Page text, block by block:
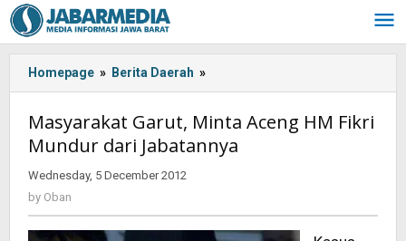
Skip
to
content
Homepage » Berita Daerah »
Garut,
Aceng
HM
Masyarakat Garut, Minta Aceng HM Fikri
Mundur dari Jabatannya
Wednesday, 5 December 2012
by Oban